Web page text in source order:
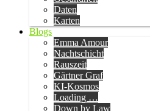
Daten
Karten
Blogs
Emma Amour
Nachtschicht
Rauszeit
Gärtner Graf
KI-Kosmos
Loading …
Down by Law